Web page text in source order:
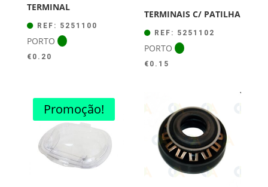
TERMINAL
REF: 5251100
PORTO
€ 0.20
TERMINAIS C/ PATILHA
REF: 5251102
PORTO
€ 0.15
Promoção!